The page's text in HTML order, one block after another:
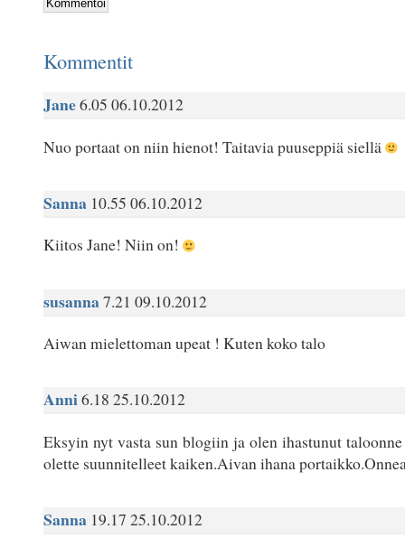
Kommentit
Jane6.05 06.10.2012
Nuo portaat on niin hienot! Taitavia puuseppiä siellä
Sanna10.55 06.10.2012
Kiitos Jane! Niin on!
susanna7.21 09.10.2012
Aiwan mielettoman upeat ! Kuten koko talo
Anni6.18 25.10.2012
Eksyin nyt vasta sun blogiin ja olen ihastunut
olette suunnitelleet kaiken.Aivan ihana
Sanna19.17 25.10.2012